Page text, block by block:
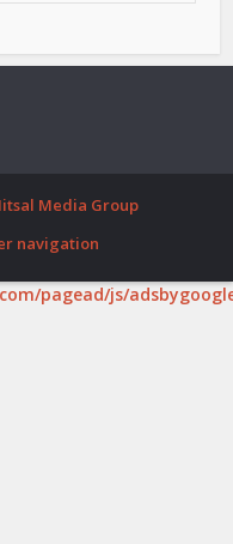
Media Group
navigation
pagead/js/